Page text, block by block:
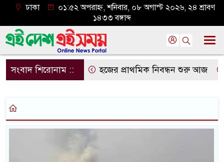
ঢাকা
০১:৫২ অপরাহ্ন, শনিবার, ০৮ অগাস্ট ২০২৬, ২৪ শ্রাবণ
১৪৩৩ বঙ্গাব্দ
সংবাদ শিরোনাম :: হজের প্রাথমিক নিবন্ধন শুরু আজ